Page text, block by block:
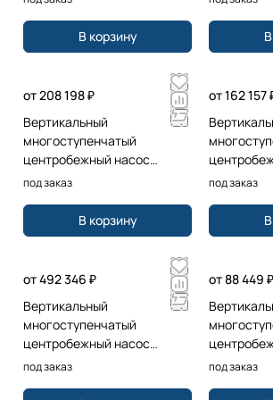
В корзину
от 208 198 ₽
Вертикальный
многоступенчатый
центробежный насос
Grundfos CR5-20 A-FGJ-A-E-
под заказ
В корзину
от 162 157
Grundfos
под заказ
от 492 346 ₽
Вертикальный
многоступенчатый
центробежный насос
Grundfos CR45-2 A-F-A-E-
под заказ
от 88 449 ₽
Grundfos
под заказ